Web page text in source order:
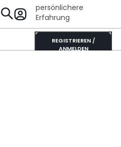
persönlichere
Erfahrung
REGISTRIEREN /
ANMELDEN